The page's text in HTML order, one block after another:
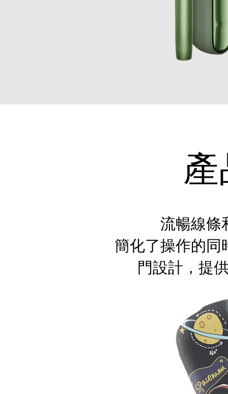
流暢線條
簡化了操作的同
門設計，提